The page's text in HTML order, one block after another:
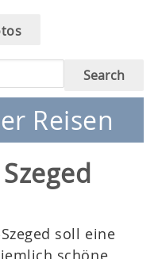
Reisen
soll eine
schöne